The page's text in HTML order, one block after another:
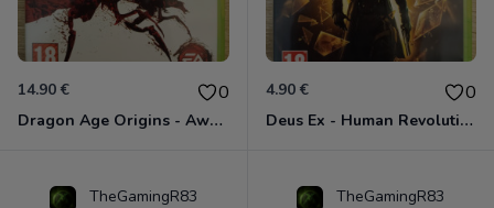
14.90 € 0
Dragon Age Origins - Awakening Xbox 360
4.90 € 0
Deus Ex - Human Revolution Xbox 360
TheGamingR83 TheGamingR83